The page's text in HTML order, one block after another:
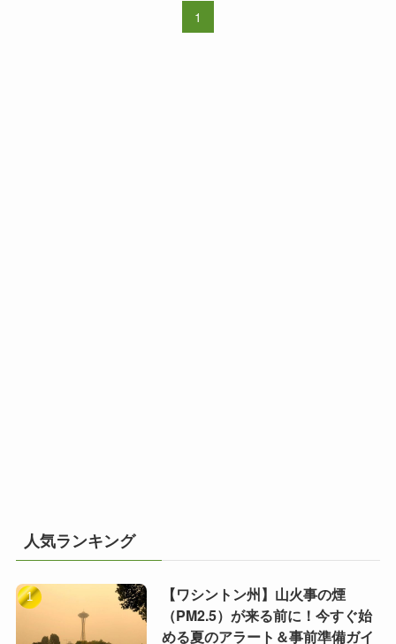
1
人気ランキング
【ワシントン州】山火事の煙
（PM2.5）が来る前に！今すぐ始
める夏のアラート＆事前準備ガイ